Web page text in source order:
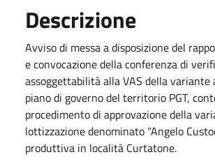
Descrizione
Avviso di messa a disposizione del
e convocazione della conferenza di
assoggettabilità alla VAS della variante
piano di governo del territorio PGT,
procedimento di approvazione della
lottizzazione denominato “Angelo
produttiva in località Curtatone.